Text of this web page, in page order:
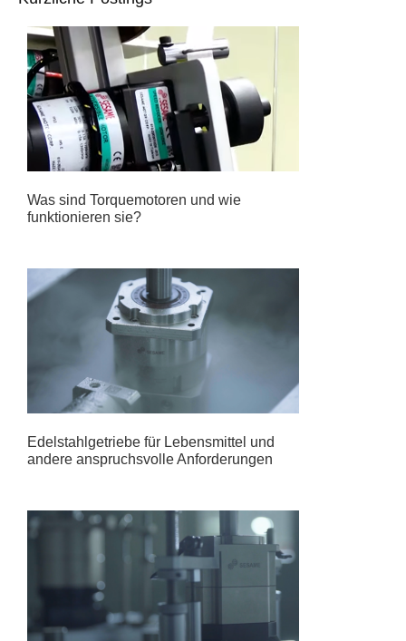
Was sind Torquemotoren und wie
funktionieren sie?
Edelstahlgetriebe für Lebensmittel und
andere anspruchsvolle Anforderungen